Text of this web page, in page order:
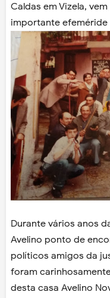
Caldas em Vizela,
importante efeméride
Durante vários anos
Avelino ponto de
políticos amigos da
foram
desta casa Avelino